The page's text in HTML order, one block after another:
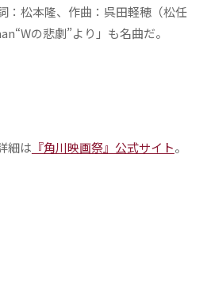
：松本隆、作曲：呉田軽穂（松任
の悲劇”より」も名曲だ。
細は 『角川映画祭』公式サイト。